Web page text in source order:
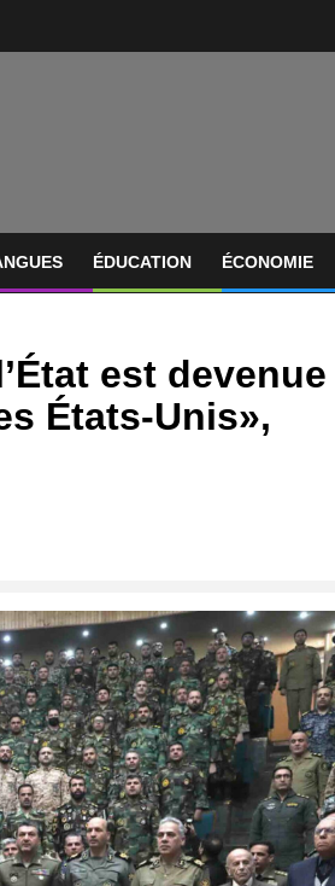
ÉDUCATION ÉCONOMIE
est devenue
États-Unis»,